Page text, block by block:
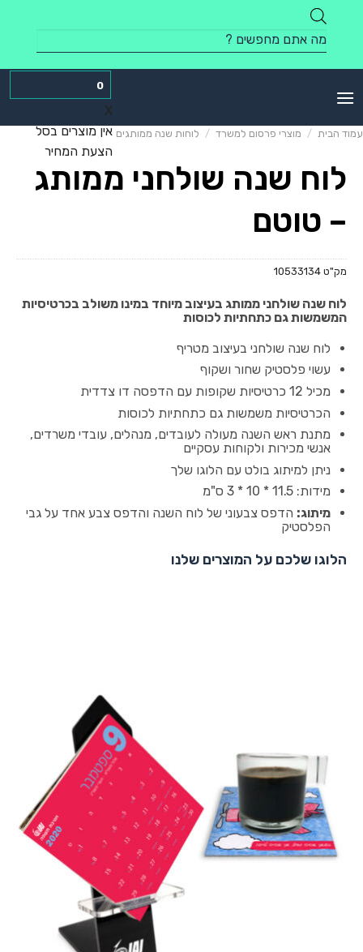
content
Products
search
0
X
אין מוצרים בסל
הצעת המחיר
עמוד הבית / מוצרי פרסום למשרד / לוחות שנה ממותגים
לוח שנה שולחני ממותג
– טוטם
מק"ט 10533134
לוח שנה שולחני ממותג בעיצוב מיוחד במינו משולב בכרטיסיות
המשמשות גם כתחתיות לכוסות
לוח שנה שולחני בעיצוב מטריף
עשוי פלסטיק שחור ושקוף
מכיל 12 כרטיסיות שקופות עם הדפסה דו צדדית
הכרטיסיות משמשות גם כתחתיות לכוסות
מתנת ראש השנה מעולה לעובדים, מנהלים, עובדי משרדים,
אנשי מכירות ולקוחות עסקיים
ניתן למיתוג בולט עם הלוגו שלך
מידות: 11.5 * 10 * 3 ס"מ
מיתוג: הדפס צבעוני של לוח השנה והדפס צבע אחד על גבי
הפלסטיק
הלוגו שלכם על המוצרים שלנו